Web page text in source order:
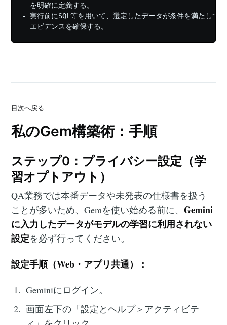
  を明確に定義する。
- 実行前にSQL等を用いて、選定したデータが条件を満たして
目次へ戻る
私のGem構築術：手順
ステップ0：プライバシー設定（学
習オプトアウト）
QA業務では本番データや未発表の仕様書を扱う
ことが多いため、Gemを使い始める前に、Gemini
に入力したデータがモデルの学習に利用されない
設定を必ず行ってください。
設定手順（Web・アプリ共通）：
Geminiにログイン。
画面左下の「設定とヘルプ＞アクティビテ